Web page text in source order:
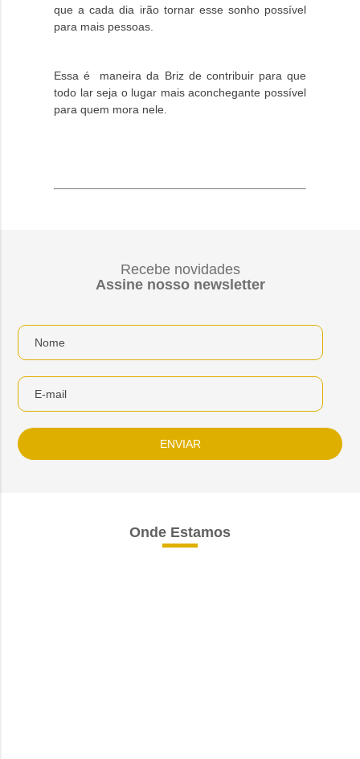
que a cada dia irão tornar esse sonho possível
para mais pessoas.
Essa é maneira da Briz de contribuir para que
todo lar seja o lugar mais aconchegante possível
para quem mora nele.
Recebe novidades
Assine nosso newsletter
Onde Estamos